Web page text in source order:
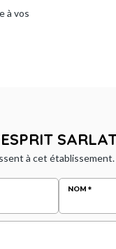
à vos
à cet établissement.
NOM